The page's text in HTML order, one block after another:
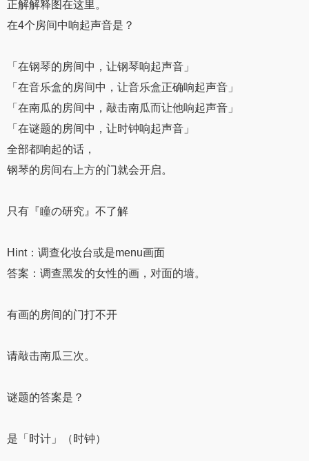
正解解释图在这里。
在4个房间中响起声音是？
「在钢琴的房间中，让钢琴响起声音」
「在音乐盒的房间中，让音乐盒正确响起声音」
「在南瓜的房间中，敲击南瓜而让他响起声音」
「在谜题的房间中，让时钟响起声音」
全部都响起的话，
钢琴的房间右上方的门就会开启。
只有『瞳の研究』不了解
Hint：调查化妆台或是menu画面
答案：调查黑发的女性的画，对面的墙。
有画的房间的门打不开
请敲击南瓜三次。
谜题的答案是？
是「时计」（时钟）